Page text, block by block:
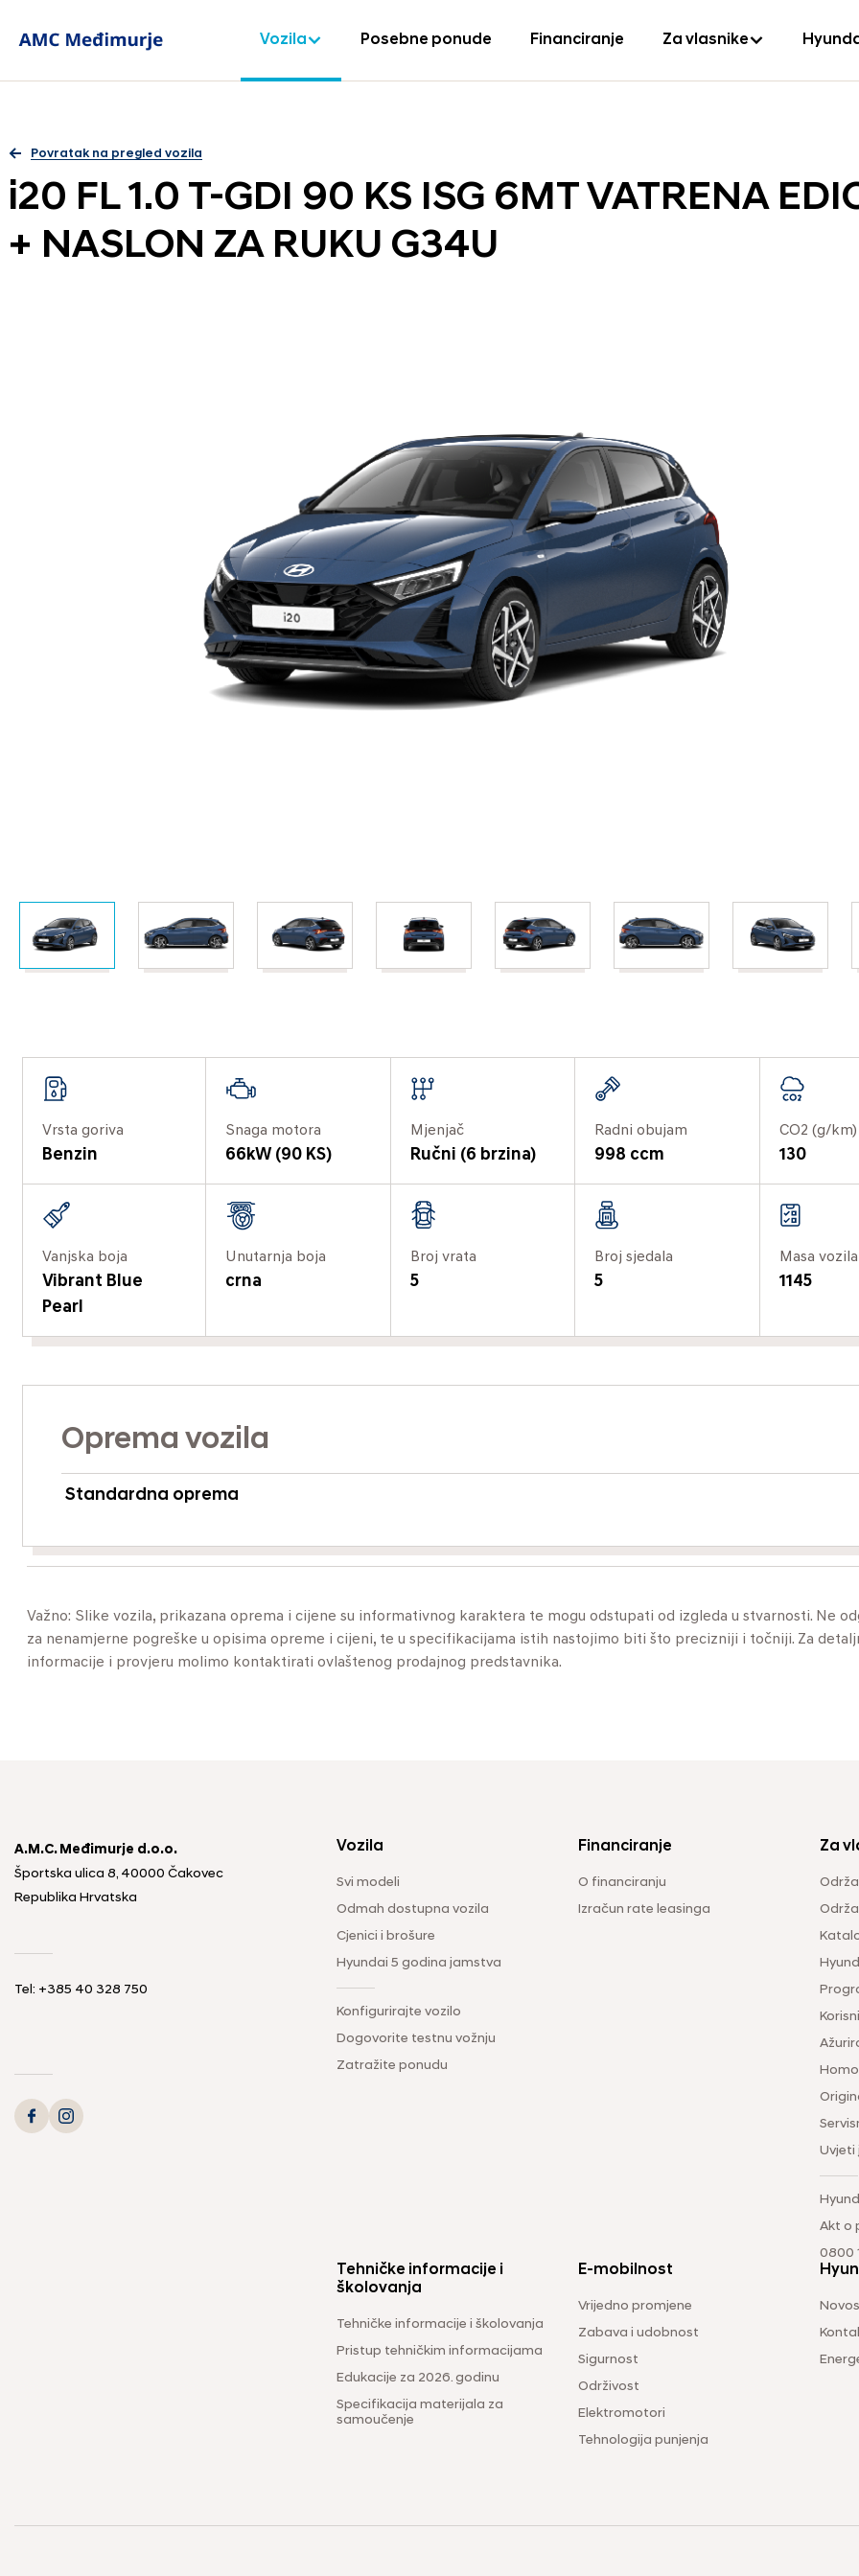
Vozila Posebne ponude Financiranje Za vlasnike
Povratak na pregled vozila
i20 FL 1.0 T-GDI 90 KS ISG 6MT VATRENA
+ NASLON ZA RUKU G34U
Vrsta goriva
Benzin
Snaga motora
66kW (90 KS)
Mjenjač
Ručni (6 brzina)
Radni obujam
998 ccm
CO2 (g/km)
130
Vanjska boja
Vibrant Blue
Pearl
Unutarnja boja
crna
Broj vrata
5
Broj sjedala
5
Masa
1145
Oprema vozila
Standardna oprema
Važno: Slike vozila, prikazana oprema i cijene su informativnog karaktera te mogu odstupati od izgleda u stvarnosti. Ne
za nenamjerne pogreške u opisima opreme i cijeni, te u specifikacijama istih nastojimo biti što precizniji i točniji. Za
informacije i provjeru molimo kontaktirati ovlaštenog prodajnog predstavnika.
A.M.C. Međimurje d.o.o.
Športska ulica 8, 40000 Čakovec
Republika Hrvatska
Tel: +385 40 328 750
Vozila
Svi modeli
Odmah dostupna vozila
Cjenici i brošure
Hyundai 5 godina jamstva
Konfigurirajte vozilo
Dogovorite testnu vožnju
Zatražite ponudu
Financiranje
O financiranju
Izračun rate leasinga
Za
Uvjeti
Akt o
0800
Tehničke informacije i
školovanja
Tehničke informacije i školovanja
Pristup tehničkim informacijama
Edukacije za 2026. godinu
Specifikacija materijala za
samoučenje
E-mobilnost
Vrijedno promjene
Zabava i udobnost
Sigurnost
Održivost
Elektromotori
Tehnologija punjenja